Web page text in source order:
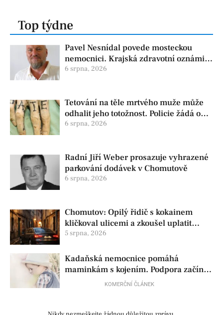
Top týdne
Pavel Nesnídal povede mosteckou
nemocnici. Krajská zdravotní oznámila
změnu ve vedení
6 srpna, 2026
Tetování na těle mrtvého muže může
odhalit jeho totožnost. Policie žádá o
pomoc
6 srpna, 2026
Radní Jiří Weber prosazuje vyhrazené
parkování dodávek v Chomutově
6 srpna, 2026
Chomutov: Opilý řidič s kokainem
kličkoval ulicemi a zkoušel uplatit
policisty
5 srpna, 2026
Kadaňská nemocnice pomáhá
maminkám s kojením. Podpora začíná
už před porodemKOMERČNÍ ČLÁNEK